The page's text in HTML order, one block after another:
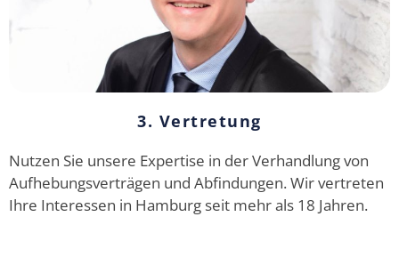
3. Vertretung
Nutzen Sie unsere Expertise in der Verhandlung von
Aufhebungsverträgen und Abfindungen. Wir vertreten
Ihre Interessen in Hamburg seit mehr als 18 Jahren.